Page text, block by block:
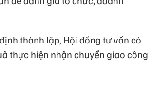
thành lập, Hội đồng tư vấn có
thực hiện nhận chuyển giao công